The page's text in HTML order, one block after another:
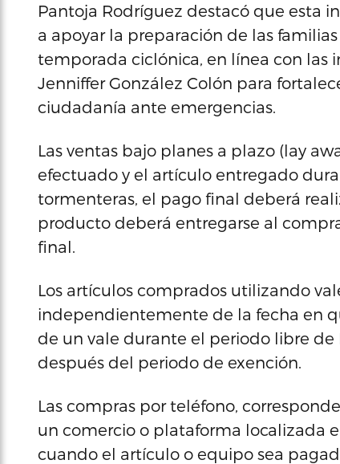
Pantoja Rodríguez destacó que esta
a apoyar la preparación de las
temporada ciclónica, en línea con las
Jenniffer González Colón para
ciudadanía ante emergencias.
Las ventas bajo planes a plazo (lay
efectuado y el artículo entregado
tormenteras, el pago final deberá
producto deberá entregarse al
final.
Los artículos comprados utilizando
independientemente de la fecha en
de un vale durante el periodo libre de
después del periodo de exención.
Las compras por teléfono,
un comercio o plataforma localizada
cuando el artículo o equipo sea